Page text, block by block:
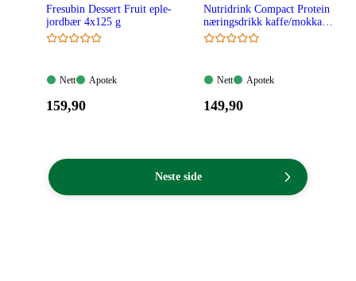
Fresubin Dessert Fruit eple-
jordbær 4x125 g
Nett:
Nett
Apotek:
Apotek
Pris:
159,90
Nutridrink Compact Protein
næringsdrikk kaffe/mokka
4x125 ml
Nett:
Nett
Apotek:
Apotek
Pris:
149,90
Neste side